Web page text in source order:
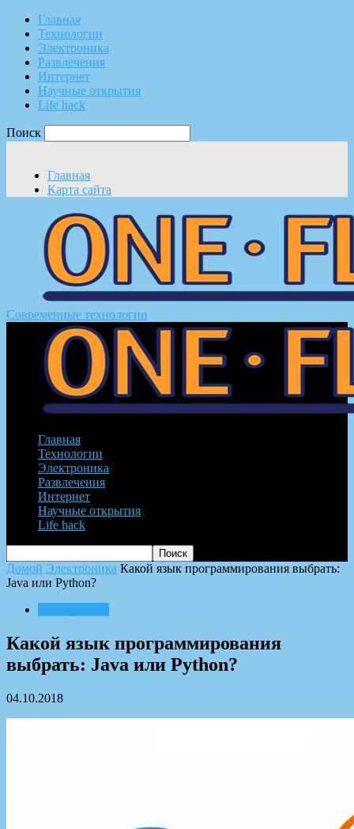
Главная
Технологии
Электроника
Развлечения
Интернет
Научные открытия
Life hack
Поиск
Главная
Карта сайта
Современные технологии
Главная
Технологии
Электроника
Развлечения
Интернет
Научные открытия
Life hack
Домой Электроника Какой язык программирования выбрать:
Java или Python?
Какой язык программирования
выбрать: Java или Python?
04.10.2018